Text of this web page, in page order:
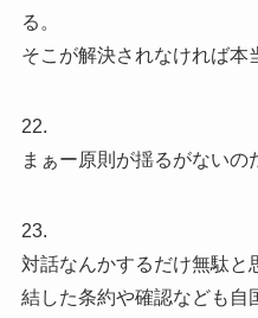
る。
そこが解決されなければ本
22.
まぁー原則が揺るがないの
23.
対話なんかするだけ無駄と
結した条約や確認なども自